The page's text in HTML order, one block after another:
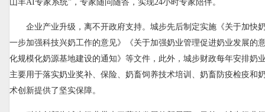
山羊AI专家系统”，专家随问随答，实现24小时专家陪伴。
企业产业升级，离不开政府支持。城步先后制定实施《关于加快
一步加强科技兴奶工作的意见》《关于加强奶业管理促进奶业发展的
化规模化奶源基地建设的通知》等文件，此外，城步财政每年安排奶
主要用于落实奶业奖补、保险、奶畜饲养技术培训、奶畜防疫检疫和
术创新提供了坚实保障。